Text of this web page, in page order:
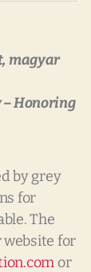
magyar
– Honoring
by grey
for
The
website for
or